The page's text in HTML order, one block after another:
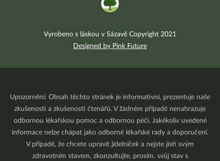
Vyrobeno s láskou v Sázavě Copyright 2021
Designed by Pink Future
Upozornění: Obsah těchto stránek je informativní, prezentuje naše
zkušenosti a zkušenosti čtenářů. V žádném případě nenahrazuje
odbornou lékařskou pomoc a odbornou péči. Jakékoliv uvedené
informace nelze chápat jako odborné lékařské rady a doporučení.
V případě, že chcete upravit jídelníček a nejste jistí svým
zdravotním stavem, zkonzultujte, prosím, svůj stav s